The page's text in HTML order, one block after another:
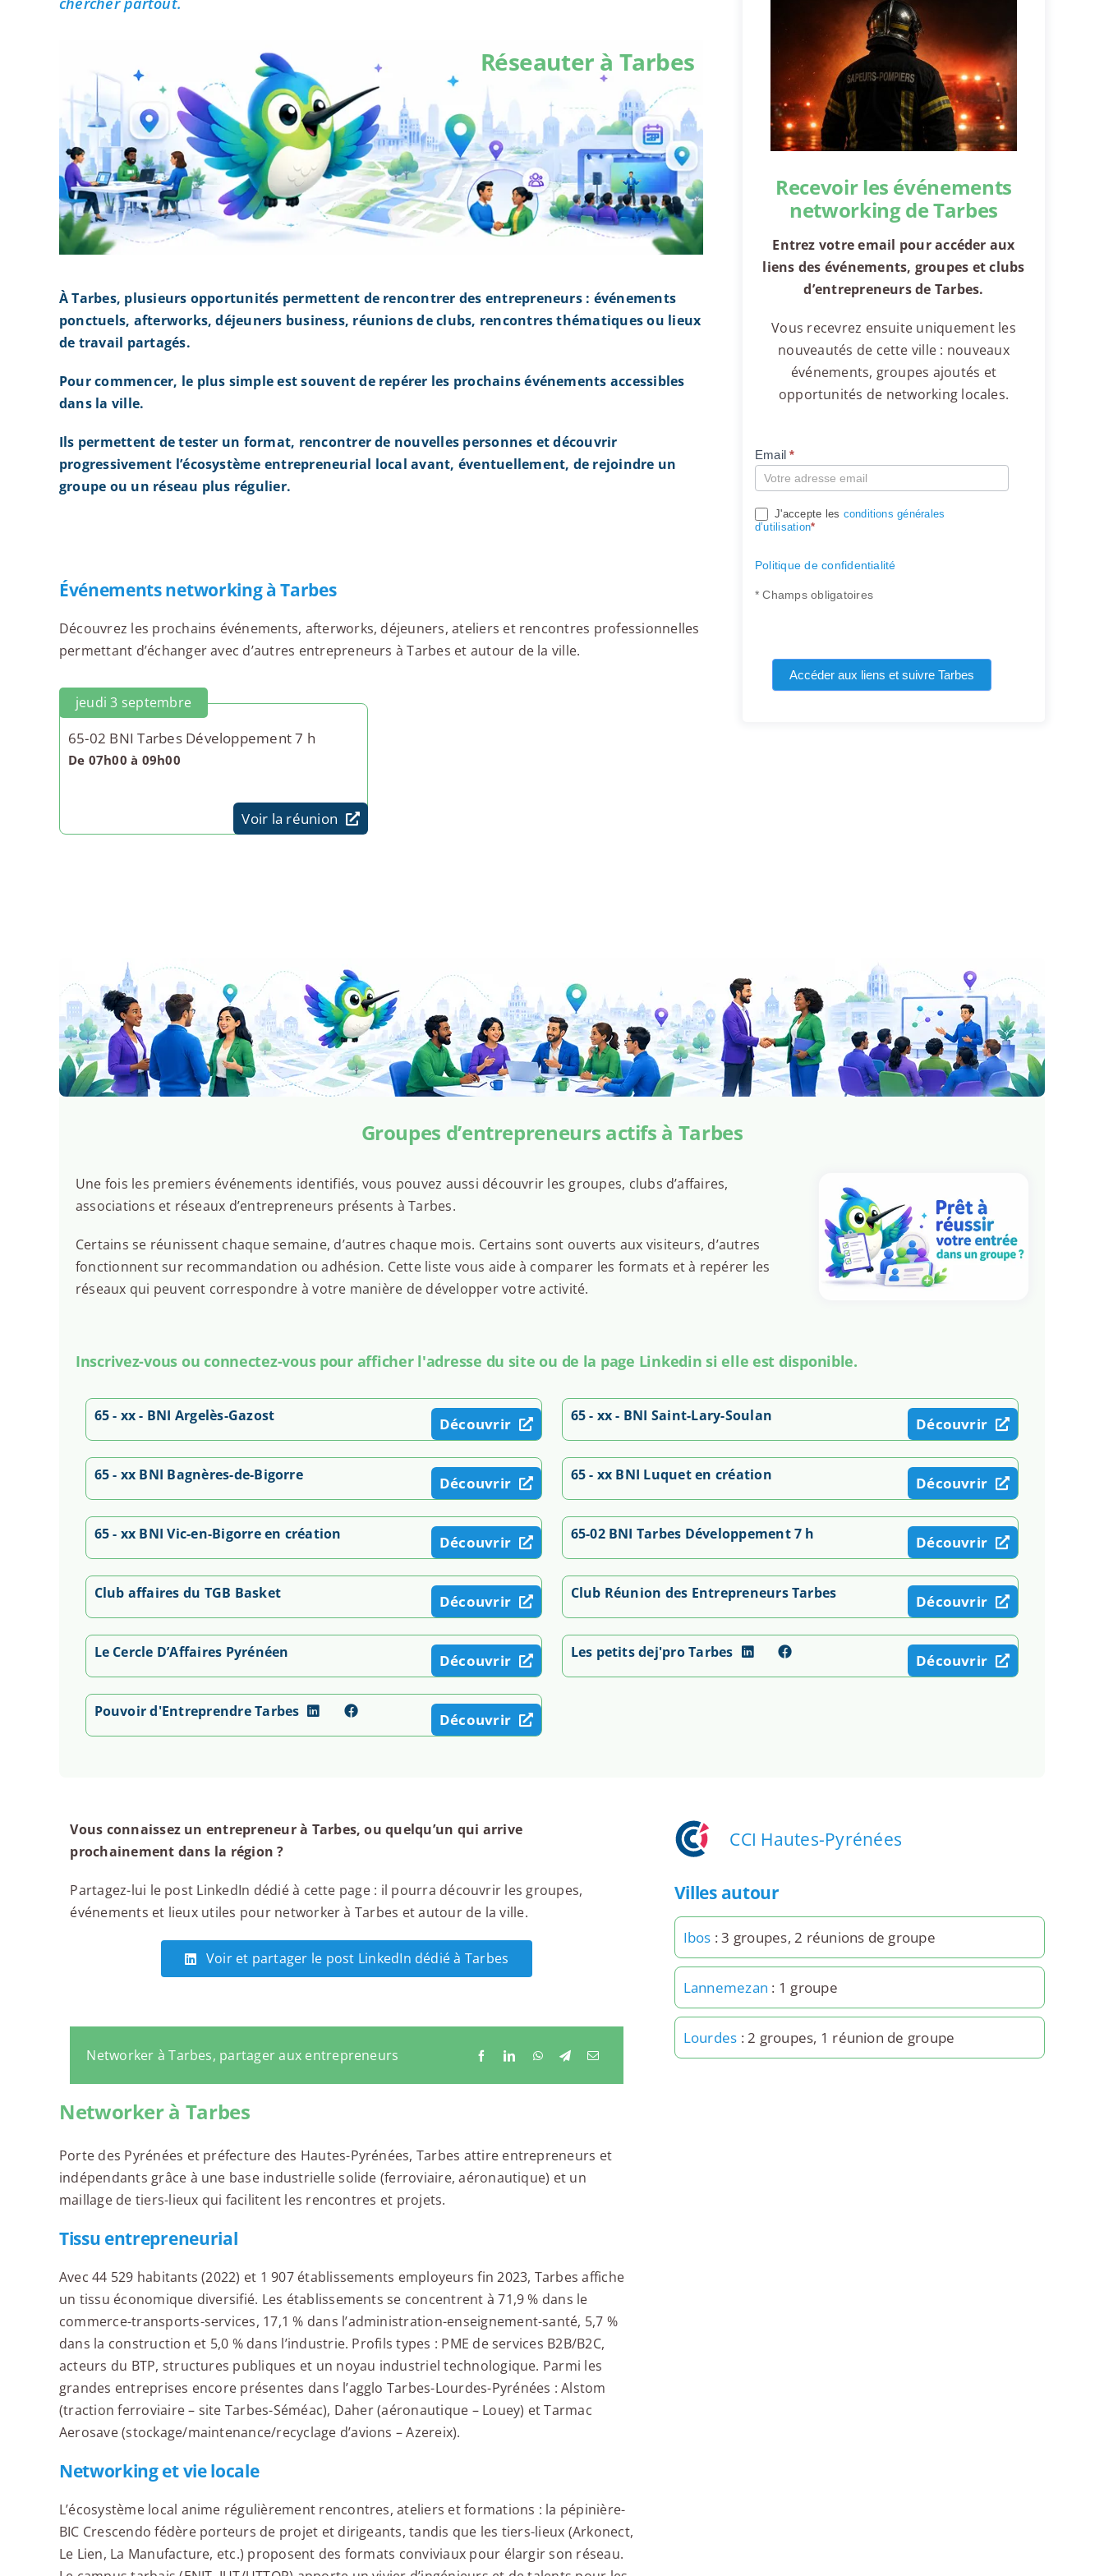
Réseauter à Tarbes
À Tarbes, plusieurs opportunités permettent de rencontrer des entrepreneurs : événements
ponctuels, afterworks, déjeuners business, réunions de clubs, rencontres thématiques ou lieux
de travail partagés.
Pour commencer, le plus simple est souvent de repérer les prochains événements accessibles
dans la ville.
Ils permettent de tester un format, rencontrer de nouvelles personnes et découvrir
progressivement l’écosystème entrepreneurial local avant, éventuellement, de rejoindre un
groupe ou un réseau plus régulier.
Événements networking à Tarbes
Découvrez les prochains événements, afterworks, déjeuners, ateliers et rencontres professionnelles
permettant d’échanger avec d’autres entrepreneurs à Tarbes et autour de la ville.
jeudi 3 septembre
65-02 BNI Tarbes Développement 7 h
De 07h00 à 09h00
Voir la réunion
Recevoir les événements
networking de Tarbes
Entrez votre email pour accéder aux
liens des événements, groupes et clubs
d’entrepreneurs de Tarbes.
Vous recevrez ensuite uniquement les
nouveautés de cette ville : nouveaux
événements, groupes ajoutés et
opportunités de networking locales.
Compte
Email*
J'accepte les conditions générales
d’utilisation*
Politique de confidentialité
* Champs obligatoires
Accéder aux liens et suivre Tarbes
Groupes d’entrepreneurs actifs à Tarbes
Une fois les premiers événements identifiés, vous pouvez aussi découvrir les groupes, clubs d’affaires,
associations et réseaux d’entrepreneurs présents à Tarbes.
Certains se réunissent chaque semaine, d’autres chaque mois. Certains sont ouverts aux visiteurs, d’autres
fonctionnent sur recommandation ou adhésion. Cette liste vous aide à comparer les formats et à repérer les
réseaux qui peuvent correspondre à votre manière de développer votre activité.
Inscrivez-vous ou connectez-vous pour afficher l'adresse du site ou de la page Linkedin si elle est disponible.
65 - xx - BNI Argelès-Gazost Découvrir 65 - xx - BNI Saint-Lary-Soulan Découvrir
65 - xx BNI Bagnères-de-Bigorre Découvrir 65 - xx BNI Luquet en création Découvrir
65 - xx BNI Vic-en-Bigorre en création Découvrir 65-02 BNI Tarbes Développement 7 h Découvrir
Club affaires du TGB Basket Découvrir Club Réunion des Entrepreneurs Tarbes Découvrir
Le Cercle D’Affaires Pyrénéen Découvrir Les petits dej'pro Tarbes Découvrir
Pouvoir d'Entreprendre Tarbes Découvrir
Vous connaissez un entrepreneur à Tarbes, ou quelqu’un qui arrive
prochainement dans la région ?
Partagez-lui le post LinkedIn dédié à cette page : il pourra découvrir les groupes,
événements et lieux utiles pour networker à Tarbes et autour de la ville.
Voir et partager le post LinkedIn dédié à Tarbes
Networker à Tarbes, partager aux entrepreneurs
Networker à Tarbes
Porte des Pyrénées et préfecture des Hautes-Pyrénées, Tarbes attire entrepreneurs et
indépendants grâce à une base industrielle solide (ferroviaire, aéronautique) et un
maillage de tiers-lieux qui facilitent les rencontres et projets.
Tissu entrepreneurial
Avec 44 529 habitants (2022) et 1 907 établissements employeurs fin 2023, Tarbes affiche
un tissu économique diversifié. Les établissements se concentrent à 71,9 % dans le
commerce-transports-services, 17,1 % dans l’administration-enseignement-santé, 5,7 %
dans la construction et 5,0 % dans l’industrie. Profils types : PME de services B2B/B2C,
acteurs du BTP, structures publiques et un noyau industriel technologique. Parmi les
grandes entreprises encore présentes dans l’agglo Tarbes-Lourdes-Pyrénées : Alstom
(traction ferroviaire – site Tarbes-Séméac), Daher (aéronautique – Louey) et Tarmac
Aerosave (stockage/maintenance/recyclage d’avions – Azereix).
Networking et vie locale
L’écosystème local anime régulièrement rencontres, ateliers et formations : la pépinière-
BIC Crescendo fédère porteurs de projet et dirigeants, tandis que les tiers-lieux (Arkonect,
Le Lien, La Manufacture, etc.) proposent des formats conviviaux pour élargir son réseau.
CCI Hautes-Pyrénées
Villes autour
Ibos : 3 groupes, 2 réunions de groupe
Lannemezan : 1 groupe
Lourdes : 2 groupes, 1 réunion de groupe